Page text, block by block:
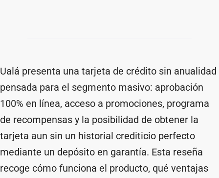
Ualá presenta una tarjeta de crédito sin anualidad
pensada para el segmento masivo: aprobación
100% en línea, acceso a promociones, programa
de recompensas y la posibilidad de obtener la
tarjeta aun sin un historial crediticio perfecto
mediante un depósito en garantía. Esta reseña
recoge cómo funciona el producto, qué ventajas